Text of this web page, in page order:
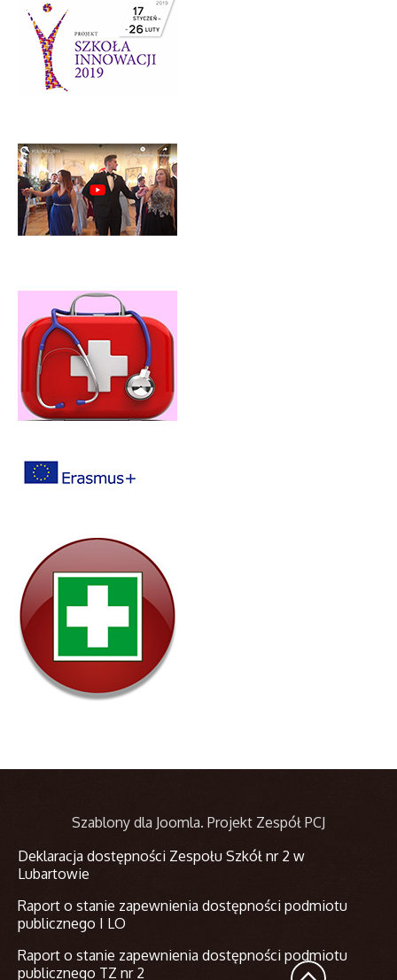
Szablony dla Joomla. Projekt Zespół PCJ
Deklaracja dostępności Zespołu Szkół nr 2 w
Lubartowie
Raport o stanie zapewnienia dostępności podmiotu
publicznego I LO
Raport o stanie zapewnienia dostępności podmiotu
publicznego TZ nr 2